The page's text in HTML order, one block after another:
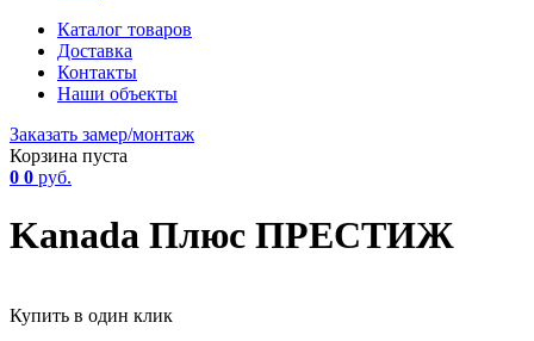
Каталог товаров
Доставка
Контакты
Наши объекты
Заказать замер/монтаж
Корзина пуста
0 0 руб.
Kanada Плюс ПРЕСТИЖ
Купить в один клик